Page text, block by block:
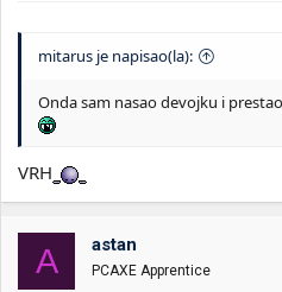
mitarus je napisao(la):
Onda sam nasao devojku i
VRH
A astan
PCAXE Apprentice